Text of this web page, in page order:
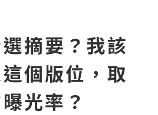
摘要？我該
個版位，取
光率？